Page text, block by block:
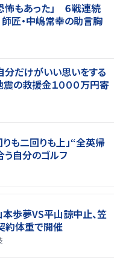
怖もあった」 ６戦連続
・中嶋常幸の助言胸
分だけがいい思いをする
の救援金１０００万円寄
も二回りも上」“全英帰
自分のゴルフ
本歩夢VS平山諒中止、笠
約体重で開催